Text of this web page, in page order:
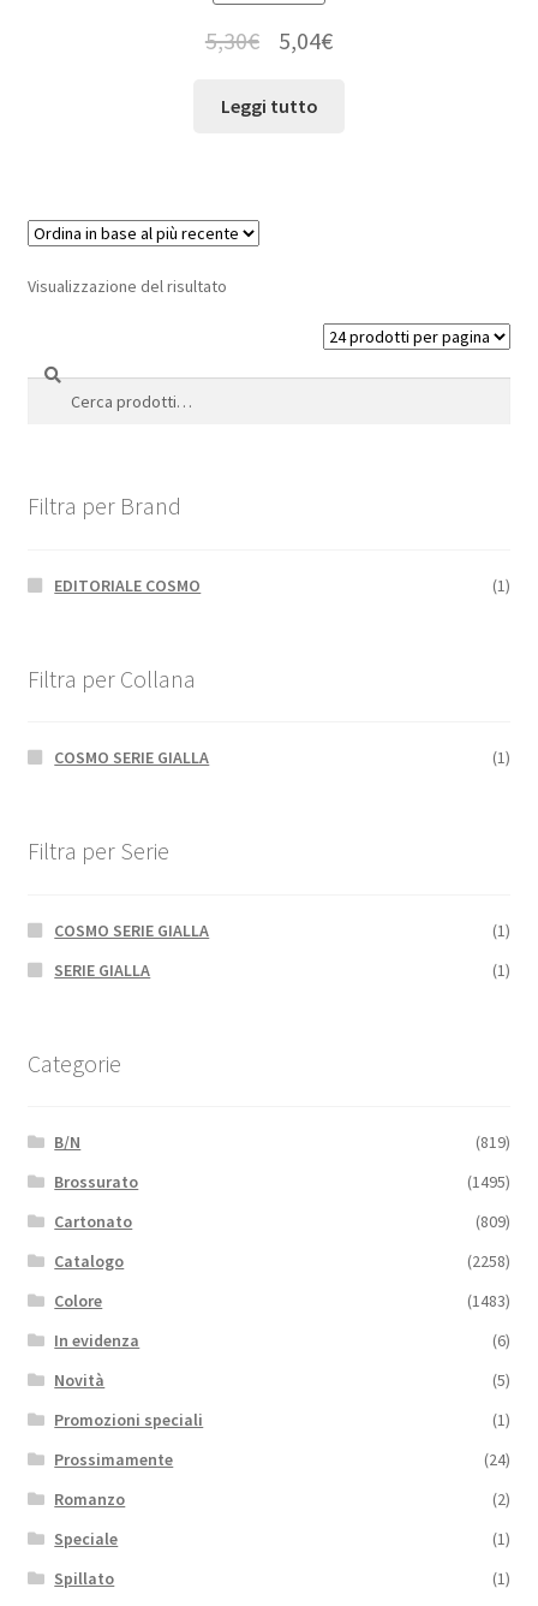
5,30€ 5,04€
Leggi tutto
Visualizzazione del risultato
Cerca:
Cerca
Filtra per Brand
EDITORIALE COSMO (1)
Filtra per Collana
COSMO SERIE GIALLA (1)
Filtra per Serie
COSMO SERIE GIALLA
(1)
SERIE GIALLA
(1)
Categorie
B/N
(819)
Brossurato
(1495)
Cartonato
(809)
Catalogo
(2258)
Colore
(1483)
In evidenza
(6)
Novità
(5)
Promozioni speciali
(1)
Prossimamente
(24)
Romanzo
(2)
Speciale
(1)
Spillato
(1)